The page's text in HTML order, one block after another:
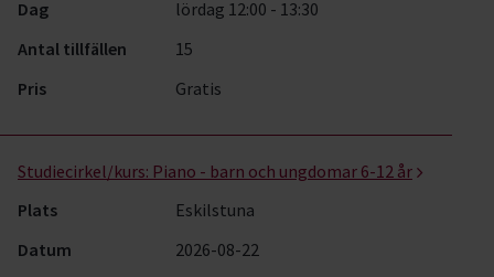
Dag
lördag 12:00 - 13:30
Antal tillfällen
15
Pris
Gratis
Studiecirkel/kurs: Piano - barn och ungdomar 6-12 år
Plats
Eskilstuna
Datum
2026-08-22